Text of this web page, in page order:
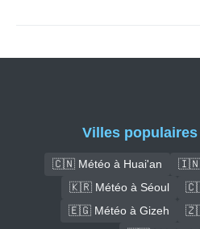
Villes
🇨🇳 Météo à Huai'an
🇮🇳
🇰🇷 Météo à Séoul
🇪🇬 Météo à Gizeh